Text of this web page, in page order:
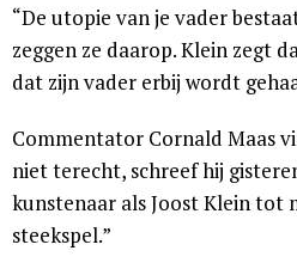
“De utopie van je vader
zeggen ze daarop. Klein zegt
dat zijn vader erbij wordt
Commentator Cornald Maas
niet terecht, schreef hij
kunstenaar als Joost Klein tot
steekspel.”